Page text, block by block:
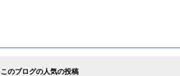
このブログの人気の投稿